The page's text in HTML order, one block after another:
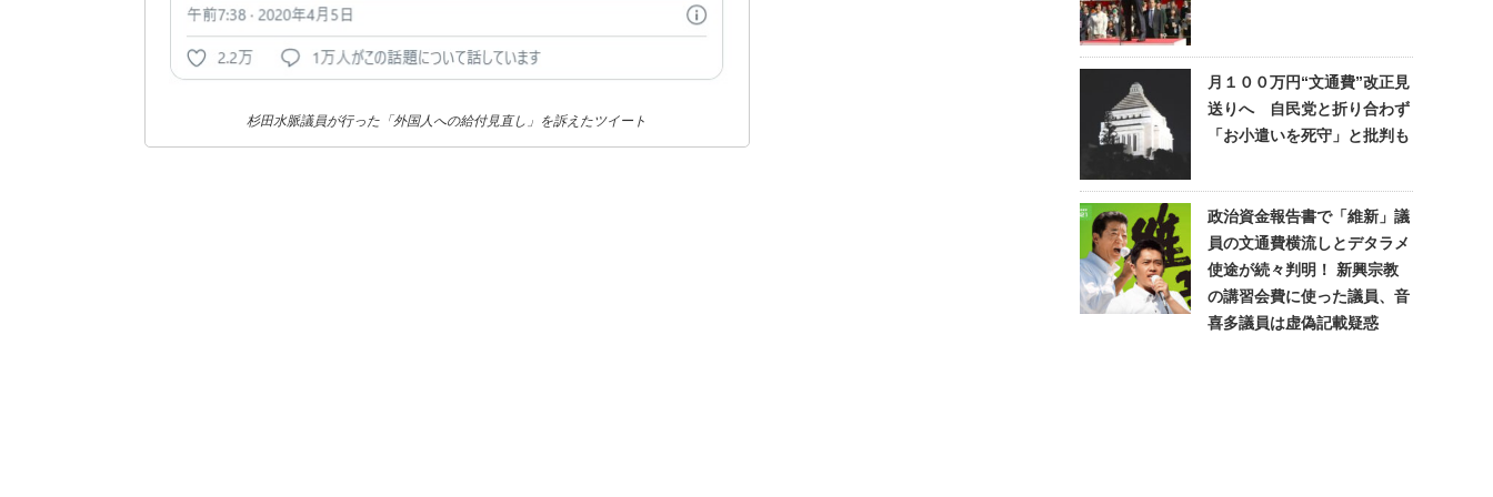
杉田水脈議員が行った「外国人への給付見直し」を訴えたツイート
月１００万円“文通費”改正見
送りへ 自民党と折り合わず
「お小遣いを死守」と批判も
政治資金報告書で「維新」議
員の文通費横流しとデタラメ
使途が続々判明！ 新興宗教
の講習会費に使った議員、音
喜多議員は虚偽記載疑惑